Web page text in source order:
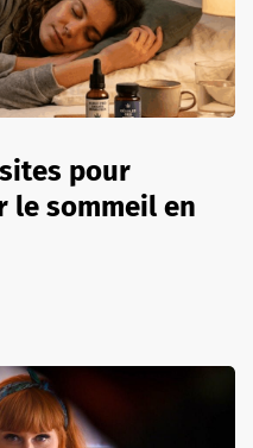
pour
le sommeil en